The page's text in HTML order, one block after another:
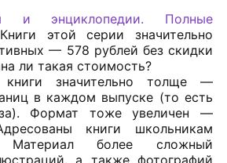
и энциклопедии. Полные
этой серии значительно
— 578 рублей без скидки
ли такая стоимость?
книги значительно толще —
в каждом выпуске (то есть
Формат тоже увеличен —
книги школьникам
более сложный